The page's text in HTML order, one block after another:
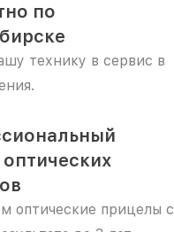
по
технику в сервис в
оптические прицелы с